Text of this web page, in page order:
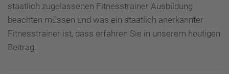
staatlich zugelassenen Fitnesstrainer Ausbildung
beachten müssen und was ein staatlich anerkannter
Fitnesstrainer ist, dass erfahren Sie in unserem heutigen
Beitrag.